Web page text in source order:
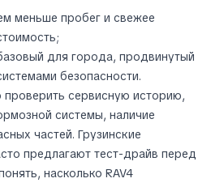
меньше пробег и свежее
для города, продвинутый
безопасности.
сервисную историю,
системы, наличие
частей. Грузинские
предлагают тест-драйв перед
насколько RAV4